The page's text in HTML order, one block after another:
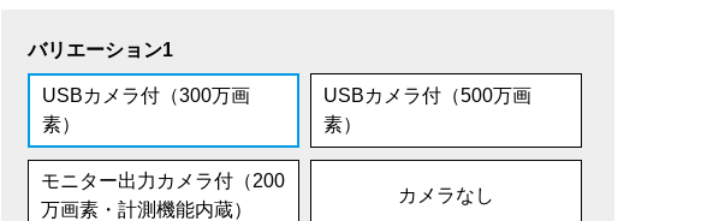
バリエーション1
USBカメラ付（300万画
素）
USBカメラ付（500万画
素）
モニター出力カメラ付（200
万画素・計測機能内蔵）
カメラなし